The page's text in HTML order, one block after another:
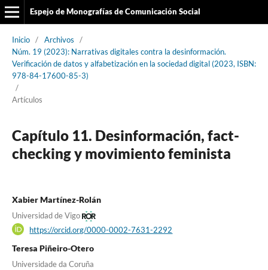
Espejo de Monografías de Comunicación Social
Inicio / Archivos
/
Núm. 19 (2023): Narrativas digitales contra la desinformación.
Verificación de datos y alfabetización en la sociedad digital (2023, ISBN:
978-84-17600-85-3)
/
Artículos
Capítulo 11. Desinformación, fact-
checking y movimiento feminista
Xabier Martínez-Rolán
Universidad de Vigo
https://orcid.org/0000-0002-7631-2292
Teresa Piñeiro-Otero
Universidade da Coruña